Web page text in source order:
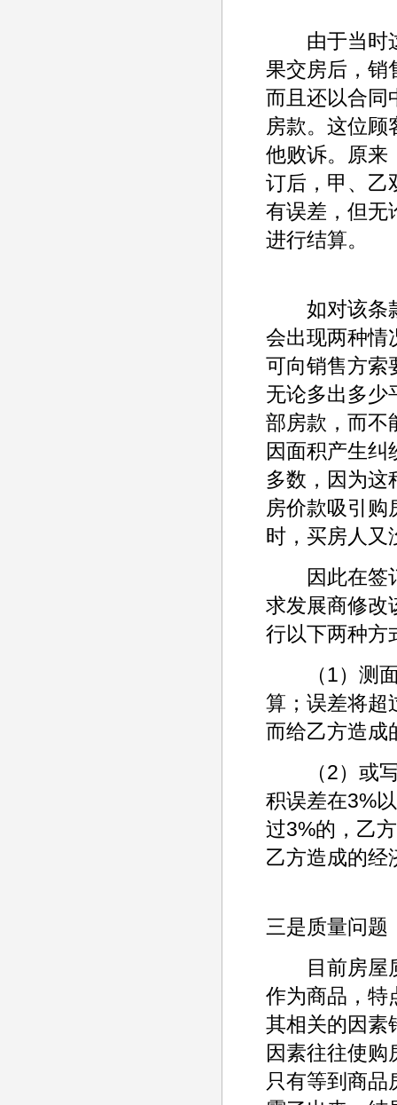
由于当时这
果交房后，销
而且还以合同
房款。这位顾
他败诉。原来
订后，甲、乙
有误差，但无
进行结算。
如对该条款
会出现两种情
可向销售方索
无论多出多少
部房款，而不
因面积产生纠
多数，因为这
房价款吸引购
时，买房人又
因此在签订
求发展商修改
行以下两种方
（1）测面
算；误差将超
而给乙方造成
（2）或写
积误差在3%
过3%的，乙
乙方造成的经
三是质量问题
目前房屋质
作为商品，特
其相关的因素
因素往往使购
只有等到商品